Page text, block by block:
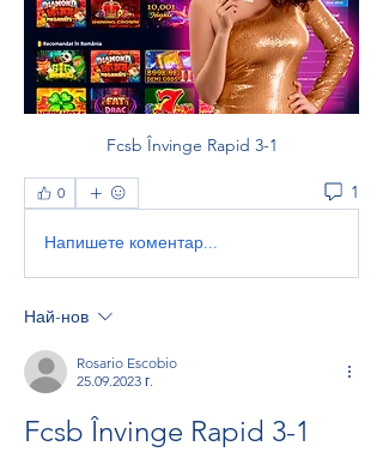
Fcsb Învinge Rapid 3-1
0 1
Напишете коментар...
Най-нов
Rosario Escobio
25.09.2023 г.
Fcsb Învinge Rapid 3-1